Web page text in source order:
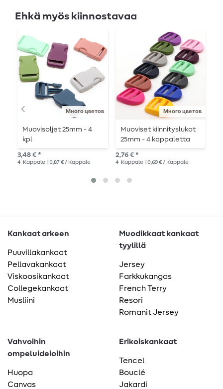
Ehkä myös kiinnostavaa
Много цветов
Muovisoljet 25mm - 4
kpl
3,48 € *
4 Kappale | 0,87 € / Kappale
Много цветов
Muoviset kiinnityslukot
25mm - 4 kappaletta
2,76 € *
4 Kappale | 0,69 € / Kappale
Kankaat arkeen
Puuvillakankaat
Pellavakankaat
Viskoosikankaat
Collegekankaat
Musliini
Muodikkaat kankaat
tyylillä
Jersey
Farkkukangas
French Terry
Resori
Romanit Jersey
Vahvoihin
ompeluideioihin
Huopa
Canvas
Erikoiskankaat
Tencel
Bouclé
Jakardi